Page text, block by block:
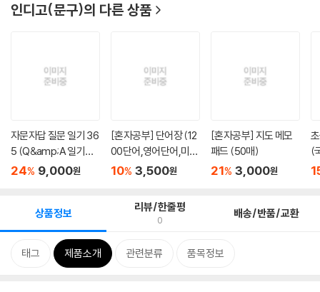
인디고(문구)의 다른 상품
자문자답 질문 일기 36
5 (Q&amp;A 일기장,
문답책)
24% 9,000원
[혼자공부] 단어장 (12
00단어,영어단어,미니
수첩...
10% 3,500원
[혼자공부] 지도 메모
패드 (50매)
21% 3,000원
(
상품정보 리뷰/한줄평
0 배송/반품/교환
태그 제품소개 관련분류 품목정보